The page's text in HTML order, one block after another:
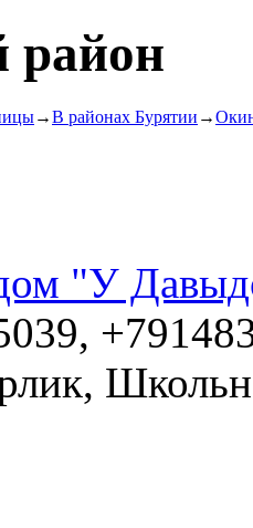
район
→В районах Бурятии →
"У